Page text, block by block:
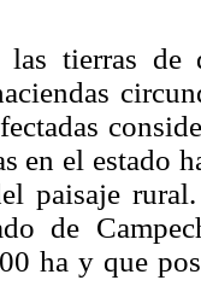
tierras de
en el
paisaje
de
ha y que